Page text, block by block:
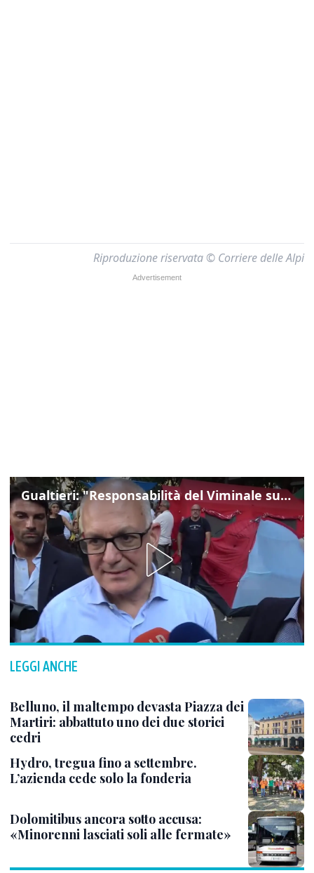
Riproduzione riservata © Corriere delle Alpi
Gualtieri: "Responsabilità del Viminale su Spin Time? La posizione dei partiti è nota"
LEGGI ANCHE
Belluno, il maltempo devasta Piazza dei
Martiri: abbattuto uno dei due storici
cedri
Hydro, tregua fino a settembre.
L’azienda cede solo la fonderia
Dolomitibus ancora sotto accusa:
«Minorenni lasciati soli alle fermate»